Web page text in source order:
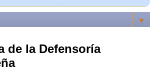
▼
de la Defensoría